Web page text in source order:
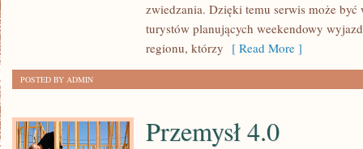
zwiedzania. Dzięki temu serwis może
turystów planujących weekendowy
regionu, którzy [ Read More ]
POSTED BY ADMIN
Przemysł 4.0